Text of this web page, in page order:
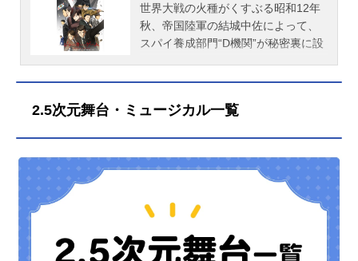
世界大戦の火種がくすぶる昭和12年
秋、帝国陸軍の結城中佐によって、
スパイ養成部門“D機関”が秘密裏に設
の大学を卒業し、超人的な選抜試験
城中佐のもと、爆薬や無電の扱い
方、自動車や飛行機の操縦法はもち
ろん、スリや金庫破りの技に至るま
で、スパイ活動に必要なありとあら
ゆる技術を身につけ、任地へと旅立
っていく。「死ぬな、殺すな」ーー
2.5次元舞台・ミュージカル一覧